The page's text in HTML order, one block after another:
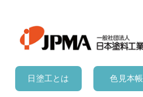
日塗工とは 色見本帳